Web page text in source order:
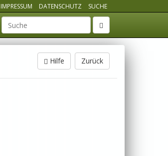
IMPRESSUM DATENSCHUTZ SUCHE
Suchbegriff
Zurück
Hilfe